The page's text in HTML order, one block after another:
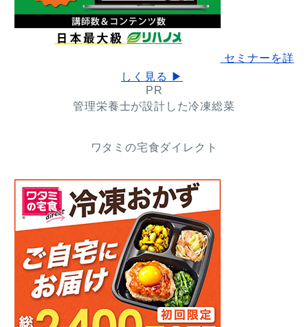
セミナーを詳
しく見る ▶
PR
管理栄養士が設計した冷凍総菜
ワタミの宅食ダイレクト